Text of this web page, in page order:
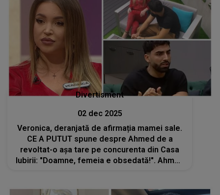
Divertisment
02 dec 2025
Veronica, deranjată de afirmația mamei sale.
CE A PUTUT spune despre Ahmed de a
revoltat-o așa tare pe concurenta din Casa
Iubirii: "Doamne, femeia e obsedată!". Ahmed